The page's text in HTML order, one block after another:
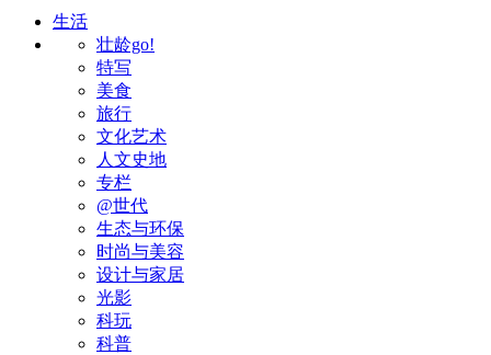
生活
壮龄go!
特写
美食
旅行
文化艺术
人文史地
专栏
@世代
生态与环保
时尚与美容
设计与家居
光影
科玩
科普